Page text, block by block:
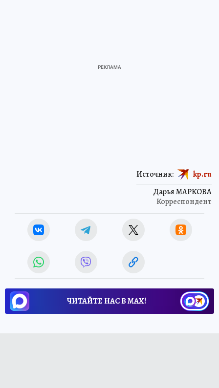
Дарья МАРКОВА
Корреспондент
Источник: kp.ru
ЧИТАЙТЕ НАС В МАХ!